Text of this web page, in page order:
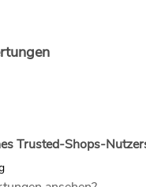
Trusted-Shops-